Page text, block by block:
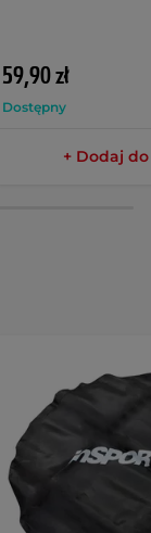
59,90 zł
Dostępny
+ Dodaj